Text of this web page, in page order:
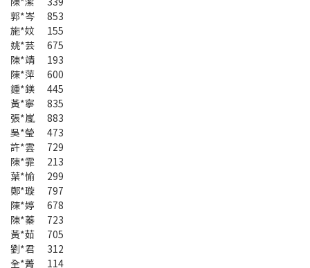
郭*岑 853
施*妏 155
姚*芸 675
陳*靖 193
陳*萍 600
鍾*鎂 445
黃*寧 835
張*嵐 883
吳*瑩 473
許*雲 729
陳*霏 213
葉*愉 299
鄭*璇 797
陳*婷 678
陳*蓁 723
黃*茹 705
劉*君 312
全*菁 114